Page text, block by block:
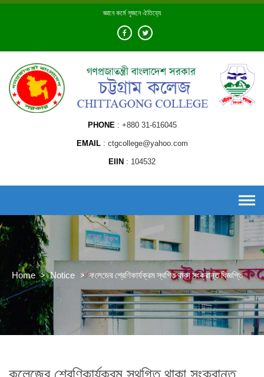
Skip
জ্ঞানে কর্মে সৃজনে ঐতিহ্যে
PHONE +880 31-616045
EMAIL ctgcollege@yahoo.com
EIIN 104532
Home > Notice > কলেজের শ্রেণিকার্যক্রম স্থগিত থাকা সংক্রান্ত বিজ্ঞপ্তি